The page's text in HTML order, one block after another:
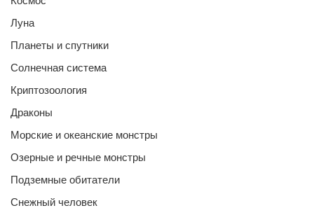
Луна
Планеты и спутники
Солнечная система
Криптозоология
Драконы
Морские и океанские монстры
Озерные и речные монстры
Подземные обитатели
Снежный человек